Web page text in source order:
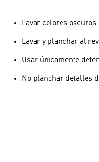
Lavar colores oscuros
Lavar y planchar al
Usar únicamente
No planchar detalles